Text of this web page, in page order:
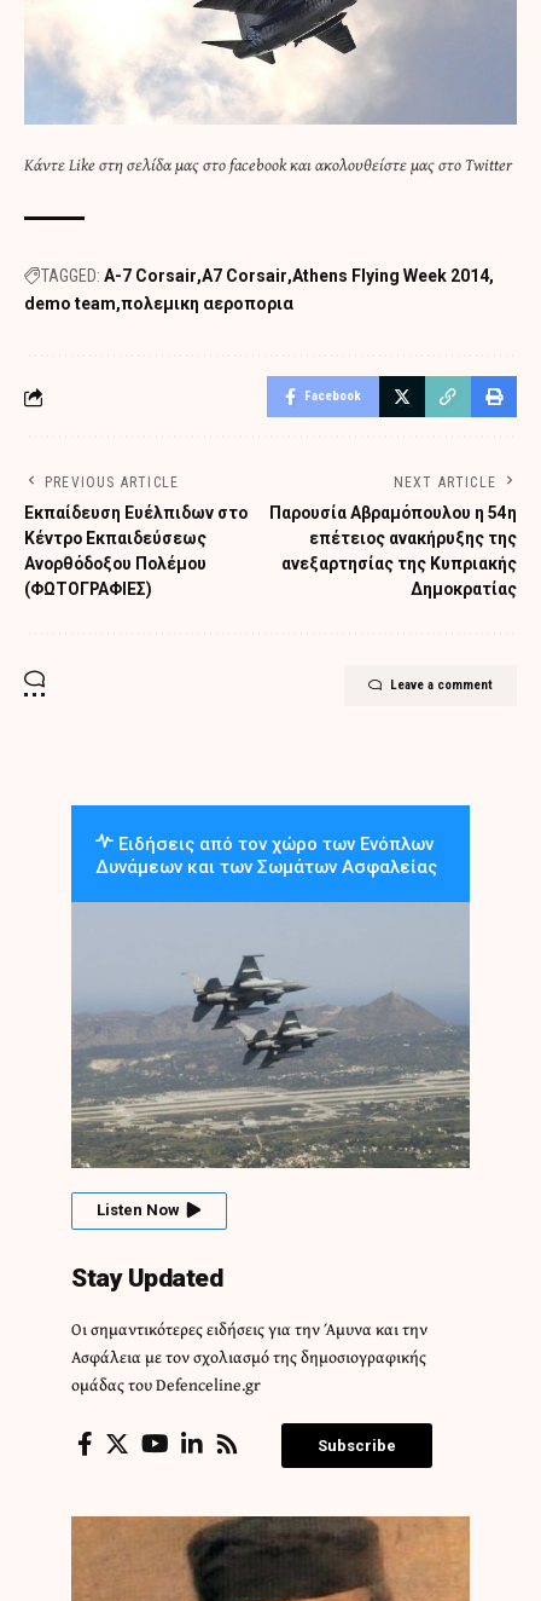
ΚάντεLike στη σελίδα μας στο facebookκαιακολουθείστε μας στο Twitter
TAGGED: A-7 Corsair A7 Corsair Athens Flying Week 2014
demo team πολεμικη αεροπορια
Facebook
PREVIOUS ARTICLE
Εκπαίδευση Ευέλπιδων στο
Κέντρο Εκπαιδεύσεως
Ανορθόδοξου Πολέμου
(ΦΩΤΟΓΡΑΦΙΕΣ)
NEXT ARTICLE
Παρουσία Αβραμόπουλου η 54η
επέτειος ανακήρυξης της
ανεξαρτησίας της Κυπριακής
Δημοκρατίας
Leave a comment
Ειδήσεις από τον χώρο των Ενόπλων
Δυνάμεων και των Σωμάτων Ασφαλείας
Listen Now
Stay Updated
Οι σημαντικότερες ειδήσεις για την Άμυνα και την
Ασφάλεια με τον σχολιασμό της δημοσιογραφικής
ομάδας του Defenceline.gr
Subscribe